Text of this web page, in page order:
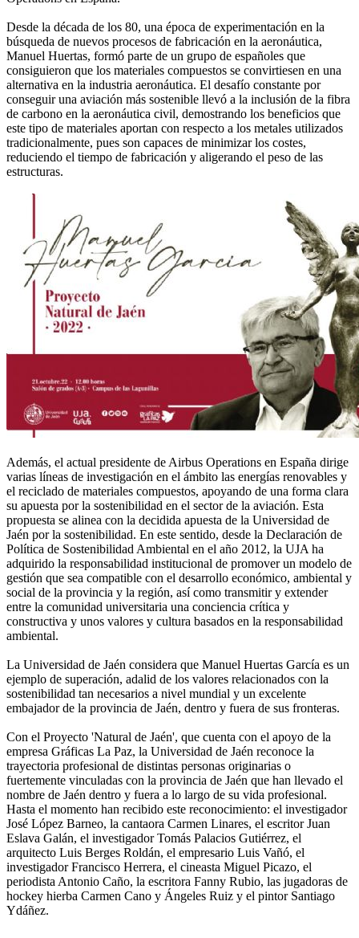
Desde la década de los 80, una época de experimentación en la
búsqueda de nuevos procesos de fabricación en la aeronáutica,
Manuel Huertas, formó parte de un grupo de españoles que
consiguieron que los materiales compuestos se convirtiesen en una
alternativa en la industria aeronáutica. El desafío constante por
conseguir una aviación más sostenible llevó a la inclusión de la fibra
de carbono en la aeronáutica civil, demostrando los beneficios que
este tipo de materiales aportan con respecto a los metales utilizados
tradicionalmente, pues son capaces de minimizar los costes,
reduciendo el tiempo de fabricación y aligerando el peso de las
estructuras.
Además, el actual presidente de Airbus Operations en España dirige
varias líneas de investigación en el ámbito las energías renovables y
el reciclado de materiales compuestos, apoyando de una forma clara
su apuesta por la sostenibilidad en el sector de la aviación. Esta
propuesta se alinea con la decidida apuesta de la Universidad de
Jaén por la sostenibilidad. En este sentido, desde la Declaración de
Política de Sostenibilidad Ambiental en el año 2012, la UJA ha
adquirido la responsabilidad institucional de promover un modelo de
gestión que sea compatible con el desarrollo económico, ambiental y
social de la provincia y la región, así como transmitir y extender
entre la comunidad universitaria una conciencia crítica y
constructiva y unos valores y cultura basados en la responsabilidad
ambiental.
La Universidad de Jaén considera que Manuel Huertas García es un
ejemplo de superación, adalid de los valores relacionados con la
sostenibilidad tan necesarios a nivel mundial y un excelente
embajador de la provincia de Jaén, dentro y fuera de sus fronteras.
Con el Proyecto 'Natural de Jaén', que cuenta con el apoyo de la
empresa Gráficas La Paz, la Universidad de Jaén reconoce la
trayectoria profesional de distintas personas originarias o
fuertemente vinculadas con la provincia de Jaén que han llevado el
nombre de Jaén dentro y fuera a lo largo de su vida profesional.
Hasta el momento han recibido este reconocimiento: el investigador
José López Barneo, la cantaora Carmen Linares, el escritor Juan
Eslava Galán, el investigador Tomás Palacios Gutiérrez, el
arquitecto Luis Berges Roldán, el empresario Luis Vañó, el
investigador Francisco Herrera, el cineasta Miguel Picazo, el
periodista Antonio Caño, la escritora Fanny Rubio, las jugadoras de
hockey hierba Carmen Cano y Ángeles Ruiz y el pintor Santiago
Ydáñez.